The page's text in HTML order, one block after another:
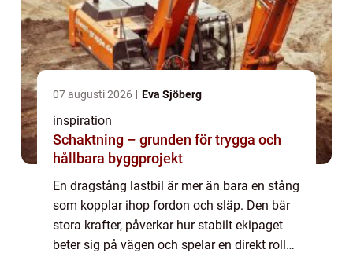
07 augusti 2026 Eva Sjöberg
inspiration
Schaktning – grunden för trygga och
hållbara byggprojekt
En dragstång lastbil är mer än bara en stång
som kopplar ihop fordon och släp. Den bär
stora krafter, påverkar hur stabilt ekipaget
beter sig på vägen och spelar en direkt roll